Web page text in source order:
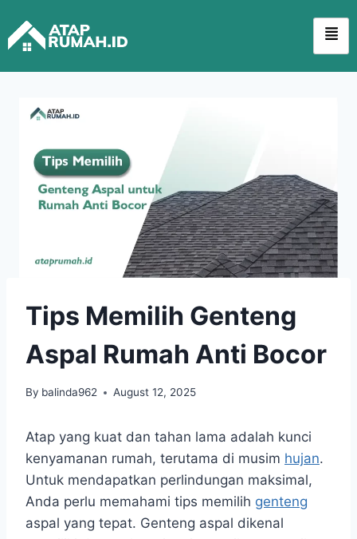
Tips Memilih Genteng
Aspal Rumah Anti Bocor
By balinda962 August 12, 2025
Atap yang kuat dan tahan lama adalah kunci
kenyamanan rumah, terutama di musim hujan.
Untuk mendapatkan perlindungan maksimal,
Anda perlu memahami tips memilih genteng
aspal yang tepat. Genteng aspal dikenal